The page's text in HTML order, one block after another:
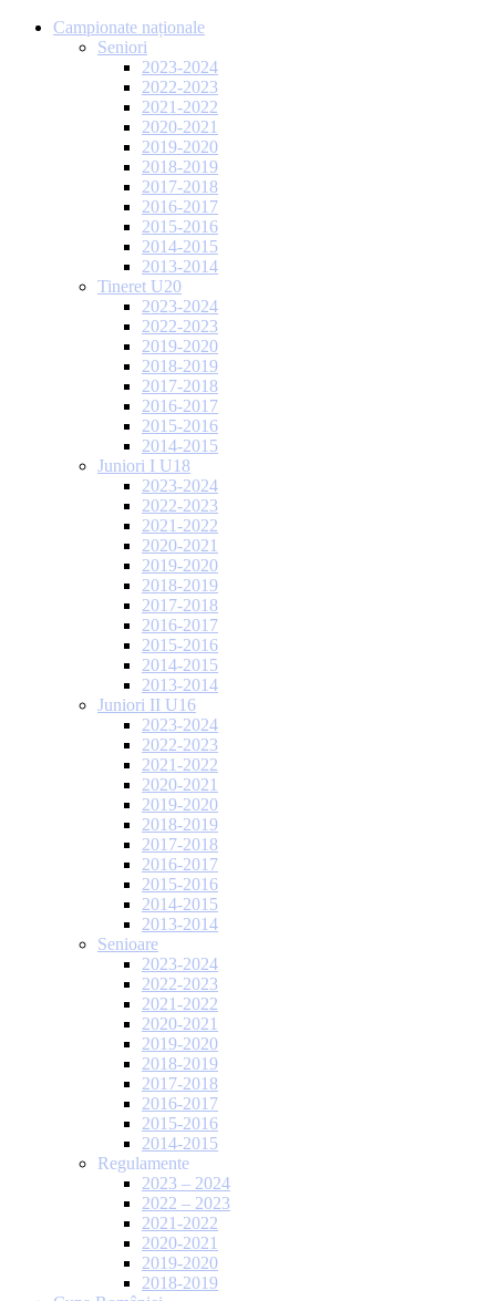
Campionate naționale
Seniori
2023-2024
2022-2023
2021-2022
2020-2021
2019-2020
2018-2019
2017-2018
2016-2017
2015-2016
2014-2015
2013-2014
Tineret U20
2023-2024
2022-2023
2019-2020
2018-2019
2017-2018
2016-2017
2015-2016
2014-2015
Juniori I U18
2023-2024
2022-2023
2021-2022
2020-2021
2019-2020
2018-2019
2017-2018
2016-2017
2015-2016
2014-2015
2013-2014
Juniori II U16
2023-2024
2022-2023
2021-2022
2020-2021
2019-2020
2018-2019
2017-2018
2016-2017
2015-2016
2014-2015
2013-2014
Senioare
2023-2024
2022-2023
2021-2022
2020-2021
2019-2020
2018-2019
2017-2018
2016-2017
2015-2016
2014-2015
Regulamente
2023 – 2024
2022 – 2023
2021-2022
2020-2021
2019-2020
2018-2019